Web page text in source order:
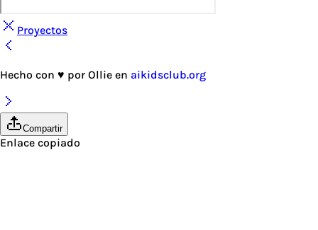
Proyectos
Hecho con ♥ por Ollie en aikidsclub.org
Compartir
Enlace copiado